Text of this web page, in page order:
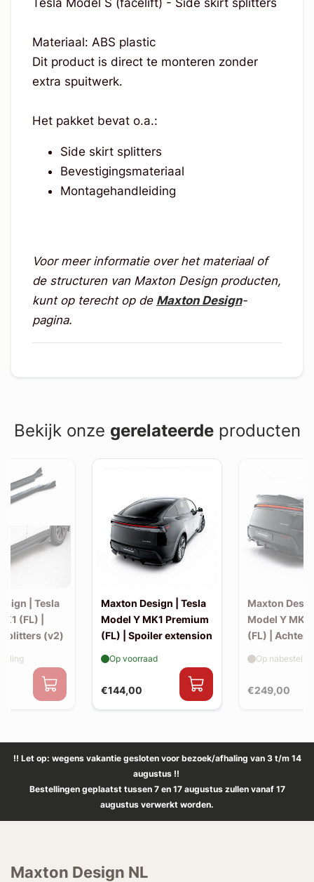
Tesla Model S (facelift) - Side skirt splitters
Materiaal: ABS plastic
Dit product is direct te monteren zonder
extra spuitwerk.
Het pakket bevat o.a.:
Side skirt splitters
Bevestigingsmateriaal
Montagehandleiding
Voor meer informatie over het materiaal of
de structuren van Maxton Design producten,
kunt op terecht op de Maxton Design-
pagina.
Bekijk onze gerelateerdeproducten
| Tesla
(FL) |
splitters (v2)
Maxton Design | Tesla
Model Y MK1 Premium
(FL) | Spoiler extension
€144,00
Op voorraad
Maxton
Model Y MK1
(FL) | Achter
€249,00
Op
!! Let op: wegens vakantie gesloten voor bezoek/afhaling van 3 t/m 14
augustus !!
Bestellingen geplaatst tussen 7 en 17 augustus zullen vanaf 17
augustus verwerkt worden.
Maxton Design NL